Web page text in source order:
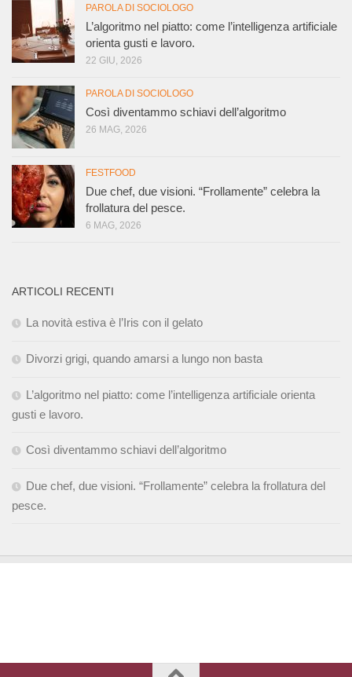
PAROLA DI SOCIOLOGO
L’algoritmo nel piatto: come l’intelligenza artificiale
orienta gusti e lavoro.
22 GIU, 2026
PAROLA DI SOCIOLOGO
Così diventammo schiavi dell’algoritmo
26 MAG, 2026
FESTFOOD
Due chef, due visioni. “Frollamente” celebra la
frollatura del pesce.
6 MAG, 2026
ARTICOLI RECENTI
La novità estiva è l’Iris con il gelato
Divorzi grigi, quando amarsi a lungo non basta
L’algoritmo nel piatto: come l’intelligenza artificiale orienta
gusti e lavoro.
Così diventammo schiavi dell’algoritmo
Due chef, due visioni. “Frollamente” celebra la frollatura del
pesce.